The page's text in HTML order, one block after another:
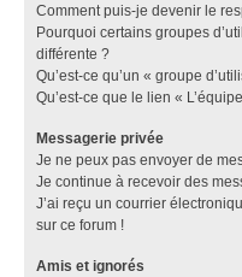
Comment puis-je devenir le
Pourquoi certains groupes
différente ?
Qu’est-ce qu’un « groupe
Qu’est-ce que le lien «
Messagerie privée
Je ne peux pas envoyer de
Je continue à recevoir des
J’ai reçu un courrier
sur ce forum !
Amis et ignorés